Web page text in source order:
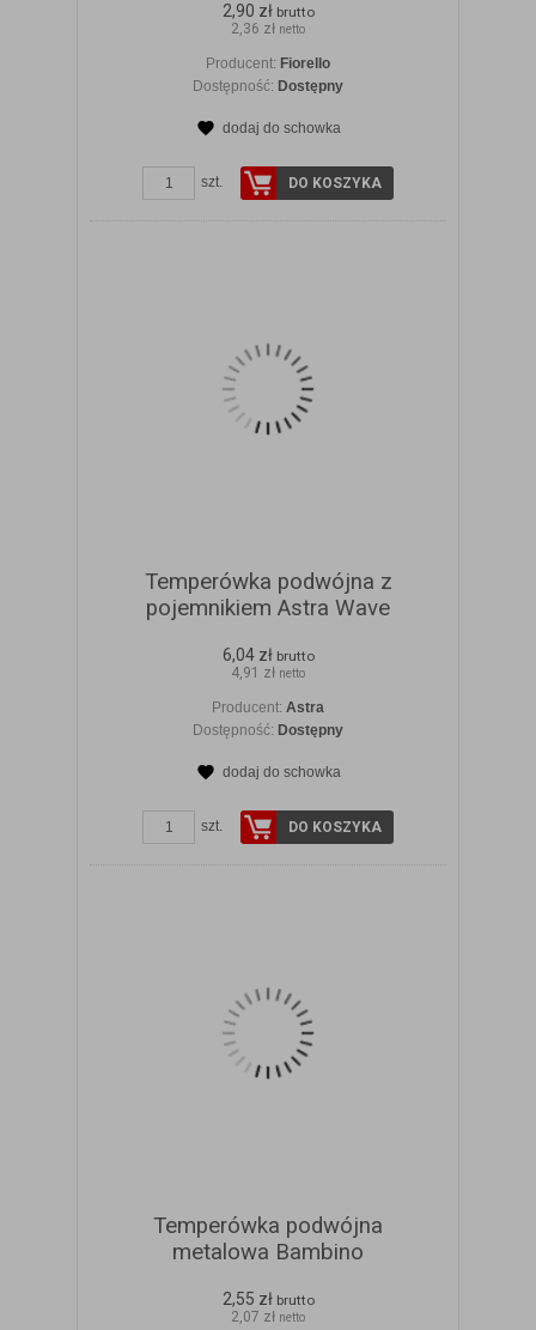
2,90 zł brutto
2,36 zł netto
Producent: Fiorello
Dostępność: Dostępny
dodaj do schowka
szt. DO KOSZYKA
Temperówka podwójna z
pojemnikiem Astra Wave
6,04 zł brutto
4,91 zł netto
Producent: Astra
Dostępność: Dostępny
dodaj do schowka
szt. DO KOSZYKA
Temperówka podwójna
metalowa Bambino
2,55 zł brutto
2,07 zł netto